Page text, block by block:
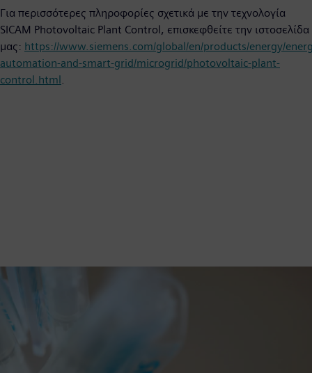
Για περισσότερες πληροφορίες σχετικά με την τεχνολογία
SICAM Photovoltaic Plant Control, επισκεφθείτε την ιστοσελίδα
μας: https://www.siemens.com/global/en/products/energy/
automation-and-smart-grid/microgrid/photovoltaic-plant-
control.html